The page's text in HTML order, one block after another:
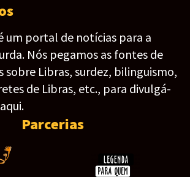
um portal de notícias para a
Nós pegamos as fontes de
sobre Libras, surdez, bilinguismo,
de Libras, etc., para divulgá-
Parcerias